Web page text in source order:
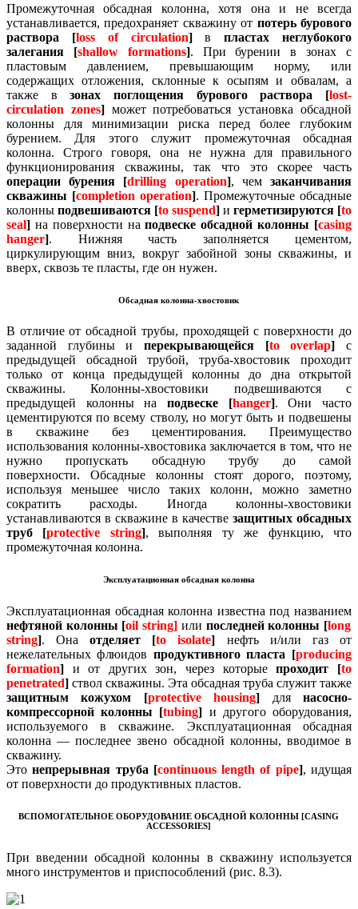
Промежуточная обсадная колонна, хотя она и не всегда
устанавливается, предохраняет скважину от потерь бурового
раствора [loss of circulation]впластах неглубокого
залегания [shallow formations]. При бурении в зонах с
пластовым давлением, превышающим норму, или
содержащих отложения, склонные к осыпям и обвалам, а
также взонах поглощения бурового раствора [lost-
circulation zones]может потребоваться установка обсадной
колонны для минимизации риска перед более глубоким
бурением. Для этого служит промежуточная обсадная
колонна.Строго говоря, она не нужна для правильного
функционирования скважины, так что это скорее часть
операции бурения [drilling operation], чемзаканчивания
скважины [completion operation]. Промежуточные обсадные
колонны подвешиваются [to suspend] и герметизируются [to
seal] на поверхности наподвеске обсадной колонны [casing
hanger]. Нижняя часть заполняется цементом,
циркулирующим вниз, вокруг забойной зоны скважины, и
вверх, сквозь те пласты, где он нужен.
Обсадная колонна-хвостовик
В отличие от обсадной трубы, проходящей с поверхности до
заданной глубины и перекрывающейся [to overlap]
с
предыдущей обсадной трубой, труба-хвостовик проходит
только от конца предыдущей колонны до дна открытой
скважины.Колонны-хвостовики подвешиваются с
предыдущей колонны на подвеске [hanger].Они часто
цементируются по всему стволу, но могут быть и подвешены
в скважине без цементирования. Преимущество
использования колонны-хвостовика заключается в том, что не
нужно пропускать обсадную трубу до самой
поверхности. Обсадные колонны стоят дорого, поэтому,
используя меньшее число таких колонн, можно заметно
сократить расходы. Иногда колонны-хвостовики
устанавливаются в скважине в качестве защитных обсадных
труб [protective string], выполняя ту же функцию, что
промежуточная колонна.
Эксплуатационная обсадная колонна
Эксплуатационная обсадная колонна известна под названием
нефтяной колонны [oil string] или последней колонны [long
string].Онаотделяет [to isolate] нефть и/или газ от
нежелательных флюидов продуктивного пласта [producing
formation] и от других зон, через которыепроходит [to
penetrated] ствол скважины. Эта обсадная труба служит также
защитным кожухом [protective housing] длянасосно-
компрессорной колонны [tubing] и другого оборудования,
используемого в скважине. Эксплуатационная обсадная
колонна — последнее звено обсадной колонны, вводимое в
скважину.
Этонепрерывная труба [continuous length of pipe], идущая
от поверхности до продуктивных пластов.
ВСПОМОГАТЕЛЬНОЕ ОБОРУДОВАНИЕ ОБСАДНОЙ КОЛОННЫ [CASING
ACCESSORIES]
При введении обсадной колонны в скважину используется
много инструментов и приспособлений (рис. 8.3).